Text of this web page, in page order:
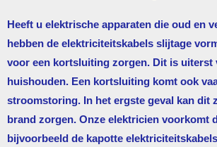
Heeft u elektrische apparaten die oud en
hebben de elektriciteitskabels slijtage
voor een kortsluiting zorgen. Dit is uiterst
huishouden. Een kortsluiting komt ook
stroomstoring. In het ergste geval kan dit
brand zorgen. Onze elektricien voorkomt
bijvoorbeeld de kapotte